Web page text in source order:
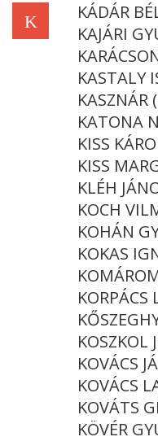
K
KÁDÁR
KAJÁRI
KASTALY
KASZNÁR
KATONA
KISS
KISS
KLÉH
KOCH
KOHÁN
KOKAS
KORPÁCS
KOSZKOL
KOVÁCS
KOVÁCS
KOVÁTS
KÖVÉR